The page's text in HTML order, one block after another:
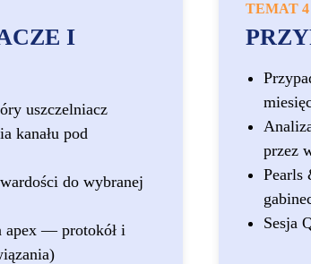
I
uszczelniacz
kanału pod
do wybranej
apex — protokół i
TEMAT 4
przez
Pearls
Sesja